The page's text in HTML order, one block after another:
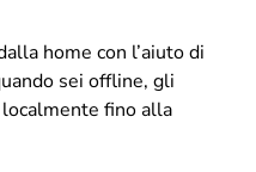
home con l’aiuto di
sei offline, gli
fino alla